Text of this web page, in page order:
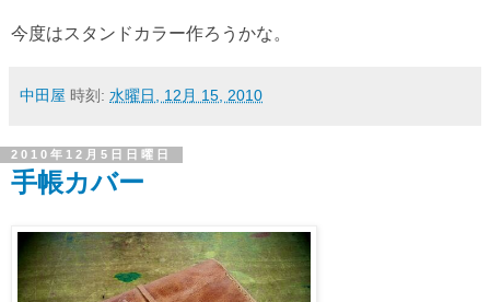
今度はスタンドカラー作ろうかな。
中田屋 時刻: 水曜日, 12月 15, 2010
2010年12月5日日曜日
手帳カバー